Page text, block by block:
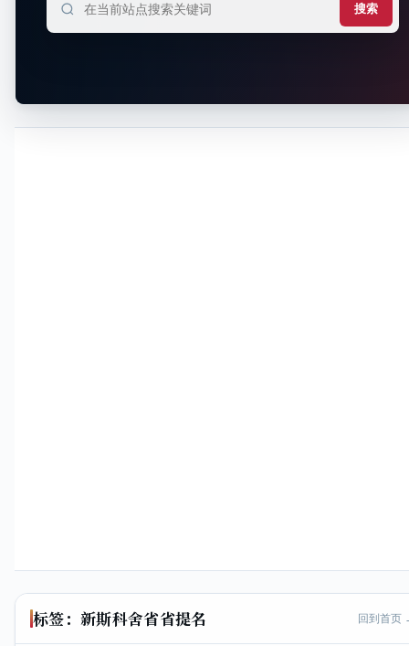
搜索
标签：新斯科舍省省提名 回到首页